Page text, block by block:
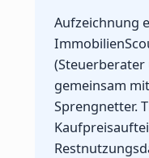
Aufzeichnung
gemeinsam
Sprengnetter.